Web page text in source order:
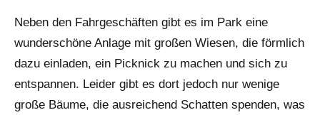
Neben den Fahrgeschäften gibt es im Park eine
wunderschöne Anlage mit großen Wiesen, die förmlich
dazu einladen, ein Picknick zu machen und sich zu
entspannen. Leider gibt es dort jedoch nur wenige
große Bäume, die ausreichend Schatten spenden, was